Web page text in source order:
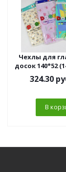
Чехлы для
досок 140*52
324.30
В